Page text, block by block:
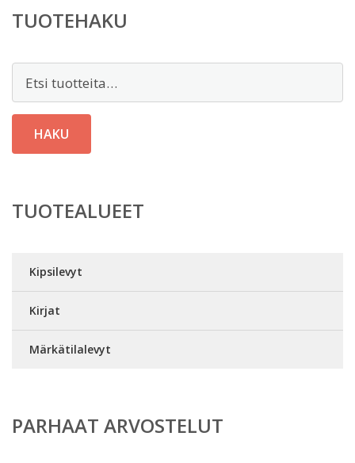
TUOTEHAKU
HAKU
TUOTEALUEET
Kipsilevyt
Kirjat
Märkätilalevyt
PARHAAT ARVOSTELUT